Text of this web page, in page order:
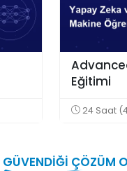
Eğitimi
24 Saat
GÜVENDİĞİ ÇÖZÜM